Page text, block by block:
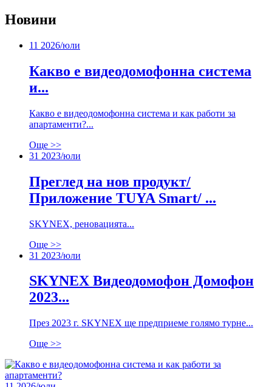
Новини
11 2026/юли
Какво е видеодомофонна система
и...
Какво е видеодомофонна система и как работи за
апартаменти?...
Още >>
31 2023/юли
Преглед на нов продукт/
Приложение TUYA Smart/ ...
SKYNEX, реновацията...
Още >>
31 2023/юли
SKYNEX Видеодомофон Домофон
2023...
През 2023 г. SKYNEX ще предприеме голямо турне...
Още >>